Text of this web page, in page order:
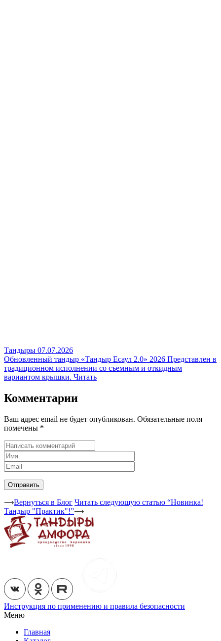
Тандыры 07.07.2026
Обновленный тандыр «Тандыр Есаул 2.0» 2026 Представлен в
традиционном исполнении со съемным и откидным
вариантом крышки. Читать
Комментарии
Ваш адрес email не будет опубликован. Обязательные поля
помечены *
Вернуться в Блог Читать следующую статью “Новинка!
Тандыр "Практик"!”
Инструкция по применению и правила безопасности
Меню
Главная